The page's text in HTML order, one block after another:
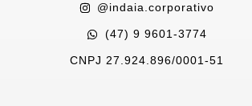
@indaia.corporativo
(47) 9 9601-3774
CNPJ 27.924.896/0001-51